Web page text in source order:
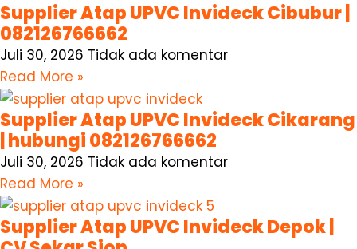
Supplier Atap UPVC Invideck Cibubur |
082126766662
Juli 30, 2026 Tidak ada komentar
Read More »
Supplier Atap UPVC Invideck Cikarang
| hubungi 082126766662
Juli 30, 2026 Tidak ada komentar
Read More »
Supplier Atap UPVC Invideck Depok |